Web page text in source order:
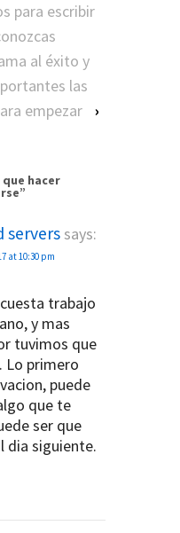
para escribir
al éxito y
las
empezar
›
que hacer
”
servers says:
at 10:30 pm
trabajo
y mas
tuvimos que
Lo primero
puede
que te
ser que
dia siguiente.